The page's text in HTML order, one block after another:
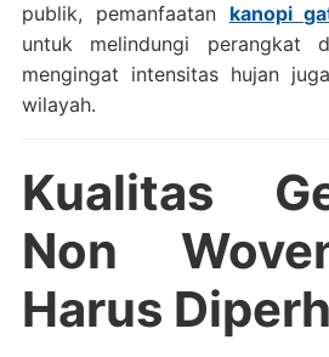
publik, pemanfaatan kanopi
untuk melindungi perangkat
mengingat intensitas hujan
wilayah.
Kualitas
Non
Harus